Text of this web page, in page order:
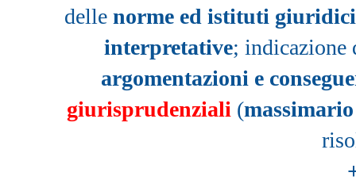
delle norme ed istituti
interpretative; indicazione
argomentazioni e
giurisprudenziali (